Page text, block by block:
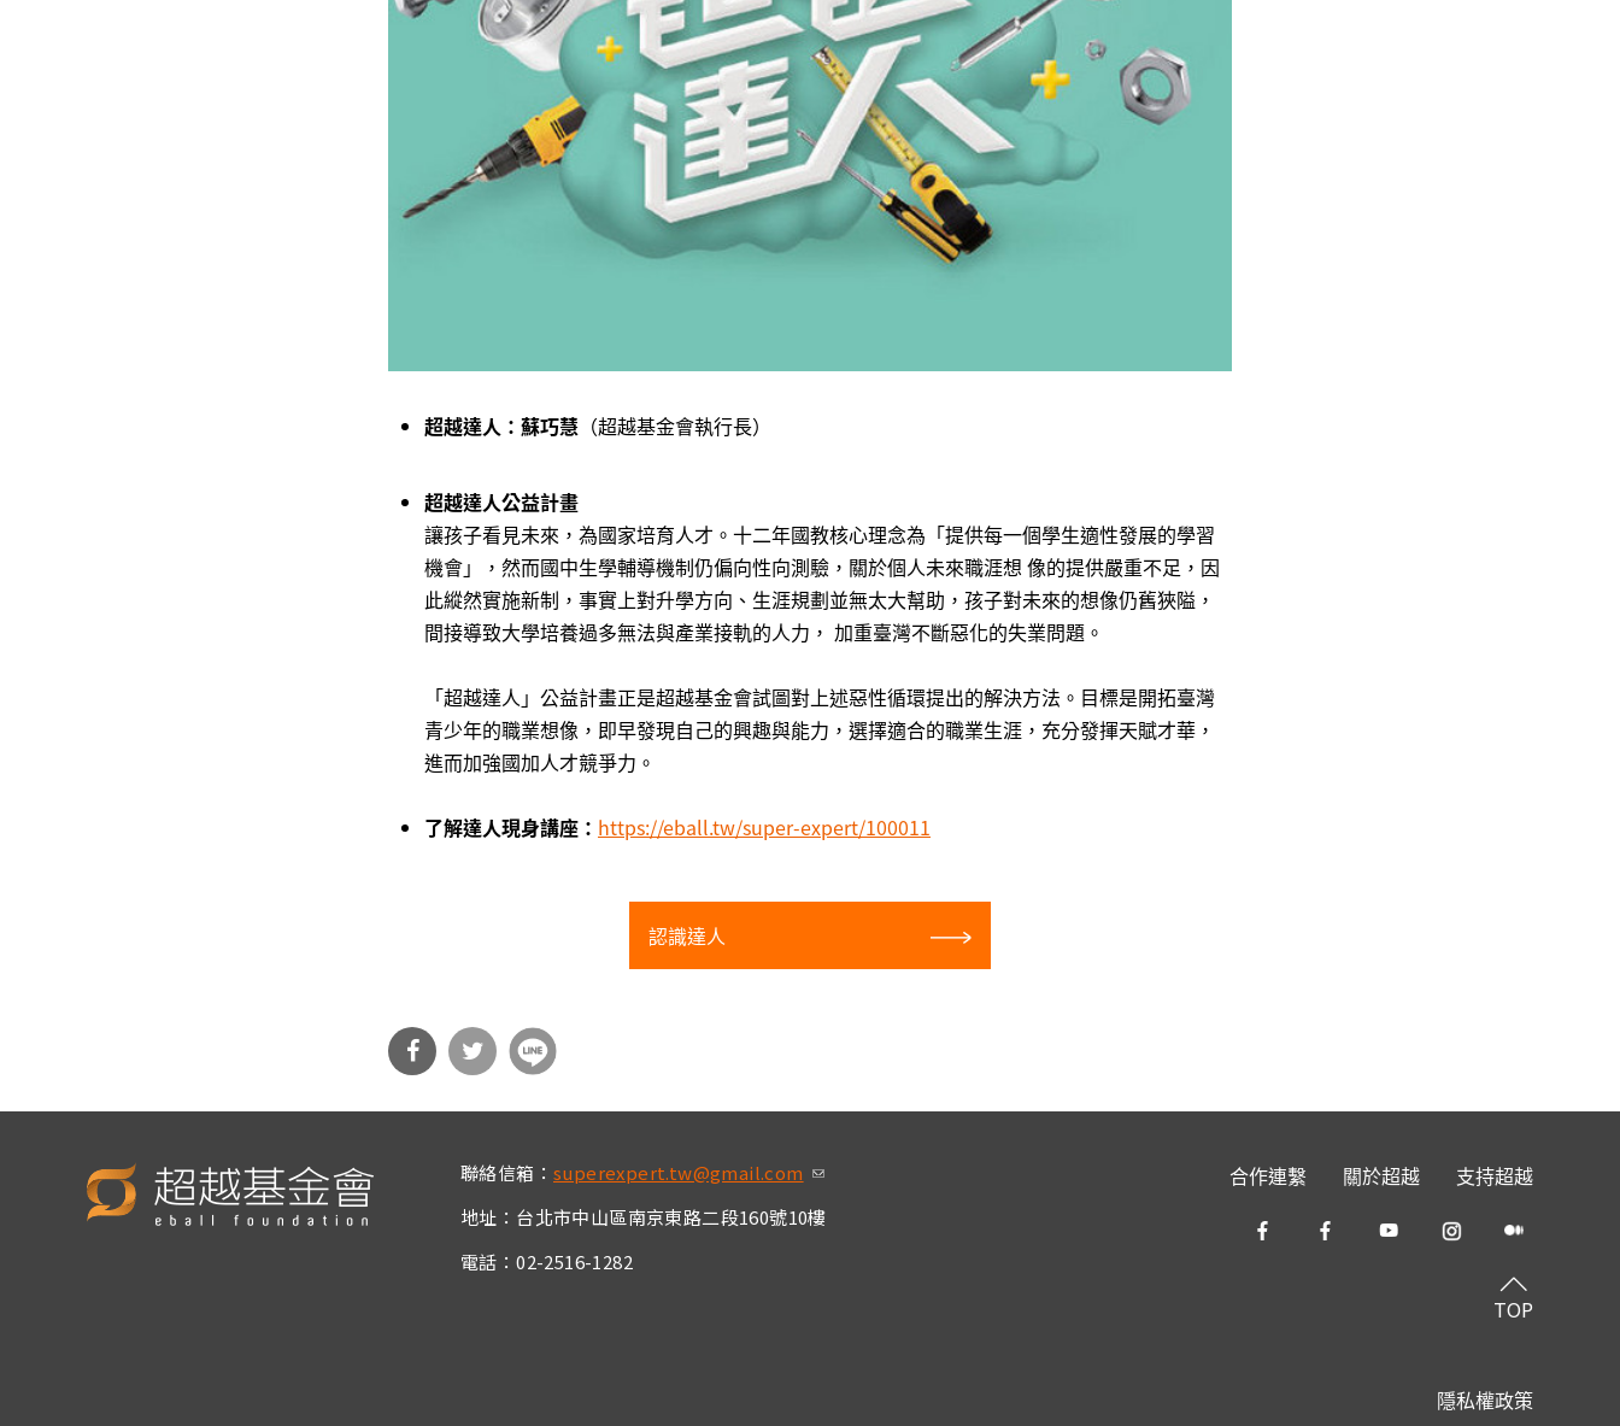
超越達人： 蘇巧慧 （超越基金會執行長）
超越達人公益計畫
讓孩子看見未來，為國家培育人才。十二年國教核心理念為「提供每一個學生適性發展的學習
機會」，然而國中生學輔導機制仍偏向性向測驗，關於個人未來職涯想 像的提供嚴重不足，因
此縱然實施新制，事實上對升學方向、生涯規劃並無太大幫助，孩子對未來的想像仍舊狹隘，
間接導致大學培養過多無法與產業接軌的人力， 加重臺灣不斷惡化的失業問題。
「超越達人」公益計畫正是超越基金會試圖對上述惡性循環提出的解決方法。目標是開拓臺灣
青少年的職業想像，即早發現自己的興趣與能力，選擇適合的職業生涯，充分發揮天賦才華，
進而加強國加人才競爭力。
了解達人現身講座： https://eball.tw/super-expert/100011
認識達人
聯絡信箱： superexpert.tw@gmail.com (link sends e-mai
地址：台北市中山區南京東路二段160號10樓
電話：02-2516-1282
合作連繫 關於超越 支持超越
TOP
隱私權政策